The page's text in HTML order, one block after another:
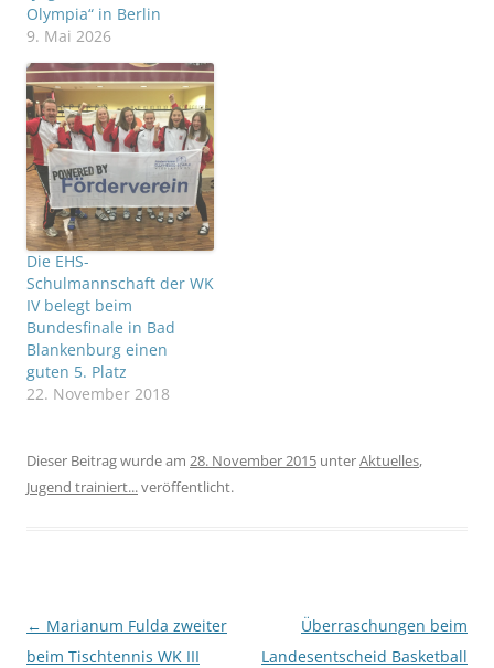
Olympia“ in Berlin
9. Mai 2026
Die EHS-
Schulmannschaft der WK
IV belegt beim
Bundesfinale in Bad
Blankenburg einen
guten 5. Platz
22. November 2018
Dieser Beitrag wurde am 28. November 2015 unterAktuelles,
Jugend trainiert...veröffentlicht.
Beitragsnavigation
← Marianum Fulda zweiter
beim Tischtennis WK III
Überraschungen beim
Landesentscheid Basketball